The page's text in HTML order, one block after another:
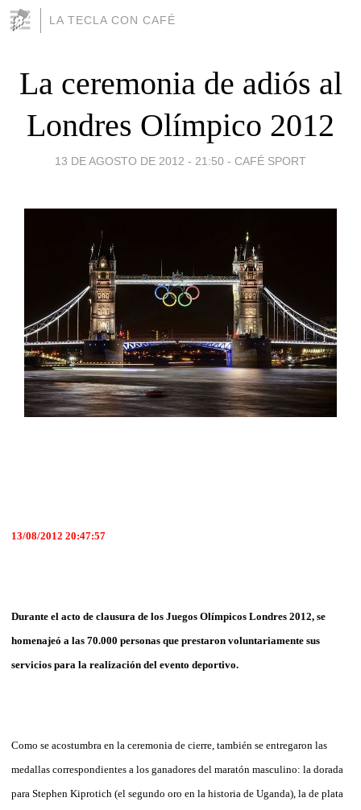
LA TECLA CON CAFÉ
La ceremonia de adiós al
Londres Olímpico 2012
13 DE AGOSTO DE 2012 - 21:50 - CAFÉ SPORT
13/08/2012 20:47:57
Durante el acto de clausura de los Juegos Olímpicos Londres 2012, se
homenajeó a las 70.000 personas que prestaron voluntariamente sus
servicios para la realización del evento deportivo.
Como se acostumbra en la ceremonia de cierre, también se entregaron las
medallas correspondientes a los ganadores del maratón masculino: la dorada
para Stephen Kiprotich (el segundo oro en la historia de Uganda), la de plata